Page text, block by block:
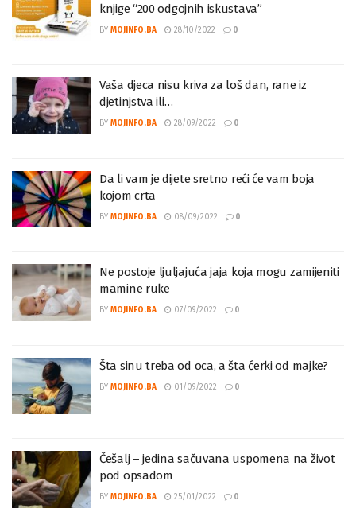
knjige “200 odgojnih iskustava”
BY MOJINFO.BA 28/10/2022 0
Vaša djeca nisu kriva za loš dan, rane iz
djetinjstva ili…
BY MOJINFO.BA 28/09/2022 0
Da li vam je dijete sretno reći će vam boja
kojom crta
BY MOJINFO.BA 08/09/2022 0
Ne postoje ljuljajuća jaja koja mogu zamijeniti
mamine ruke
BY MOJINFO.BA 07/09/2022 0
Šta sinu treba od oca, a šta ćerki od majke?
BY MOJINFO.BA 01/09/2022 0
Češalj – jedina sačuvana uspomena na život
pod opsadom
BY MOJINFO.BA 25/01/2022 0